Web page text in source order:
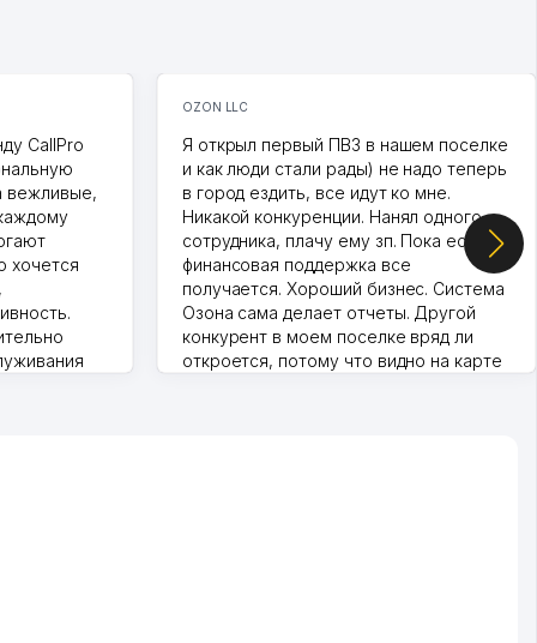
CallPro
вежливые,
хочется
OZON LLC
Я открыл первый ПВЗ в нашем поселке
и как люди стали рады) не надо теперь
в город ездить, все идут ко мне.
Никакой конкуренции. Нанял одного
сотрудника, плачу ему зп. Пока есть
финансовая поддержка все
получается. Хороший бизнес. Система
Озона сама делает отчеты. Другой
конкурент в моем поселке вряд ли
откроется, потому что видно на карте